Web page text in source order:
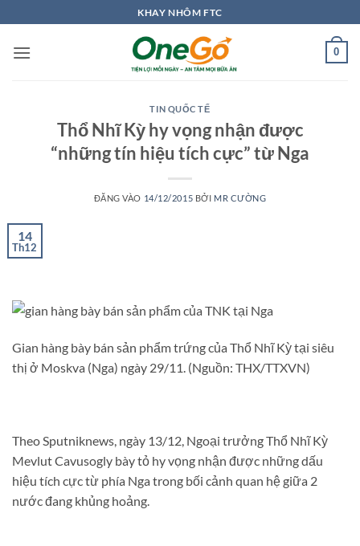
qua
nội
KHAY NHÔM FTC
0
TIN QUỐC TẾ
Thổ Nhĩ Kỳ hy vọng nhận được
“những tín hiệu tích cực” từ Nga
ĐĂNG VÀO 14/12/2015 BỞI MR CƯỜNG
14
Th12
Gian hàng bày bán sản phẩm trứng của Thổ Nhĩ Kỳ tại siêu
thị ở Moskva (Nga) ngày 29/11. (Nguồn: THX/TTXVN)
Theo Sputniknews, ngày 13/12, Ngoại trưởng Thổ Nhĩ Kỳ
Mevlut Cavusogly bày tỏ hy vọng nhận được những dấu
hiệu tích cực từ phía Nga trong bối cảnh quan hệ giữa 2
nước đang khủng hoảng.